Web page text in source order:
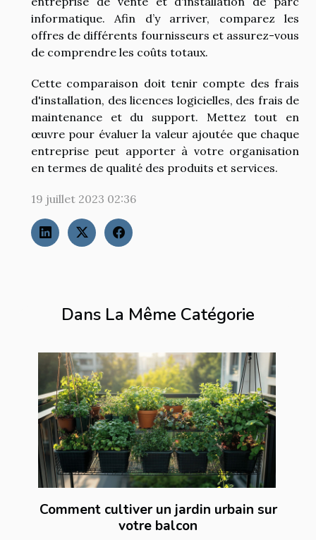
Dans La Même Catégorie
Comment cultiver un jardin urbain sur
votre balcon
informatique. Afin d’y arriver, comparez les
offres de différents fournisseurs et assurez-vous
de comprendre les coûts totaux.
Cette comparaison doit tenir compte des frais
d'installation, des licences logicielles, des frais de
maintenance et du support. Mettez tout en
œuvre pour évaluer la valeur ajoutée que chaque
entreprise peut apporter à votre organisation
en termes de qualité des produits et services.
19 juillet 2023 02:36